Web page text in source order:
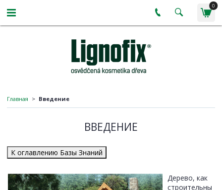
0
Главная Введение
ВВЕДЕНИЕ
К оглавлению Базы Знаний
Дерево, как
строительны